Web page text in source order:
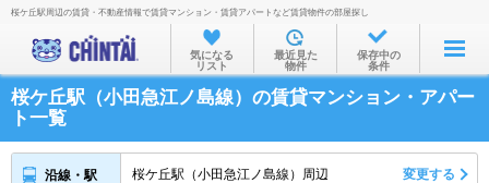
お部屋を探す
沿線・駅から
住所から
家賃相場から
桜ケ丘駅周辺の賃貸・不動産情報で賃貸マンション・賃貸アパートなど賃貸物件の部屋探し
気になる
リスト
最近見た
物件
保存中の
条件
桜ケ丘駅（小田急江ノ島線）の賃貸マンション・アパー
ト一覧
沿線・駅 桜ケ丘駅（小田急江ノ島線）周辺 変更する